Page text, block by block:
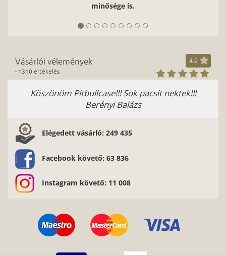
minősége is.
Vásárlói vélemények
- 1310 értékelés
4.9
Köszönöm Pitbullcase!!! Sok pacsit nektek!!!
Berényi Balázs
Elégedett vásárló: 249 435
Facebook követő: 63 836
Instagram követő: 11 008